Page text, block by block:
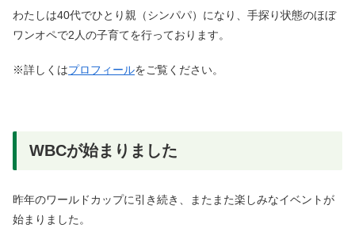
わたしは40代でひとり親（シンパパ）になり、手探り状態のほぼ
ワンオペで2人の子育てを行っております。
※詳しくはプロフィールをご覧ください。
WBCが始まりました
昨年のワールドカップに引き続き、またまた楽しみなイベントが
始まりました。